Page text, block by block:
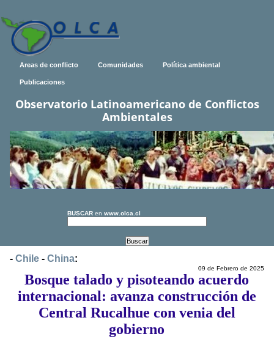
Areas de conflicto Comunidades Política ambiental
Publicaciones
Observatorio Latinoamericano de Conflictos
Ambientales
BUSCAR en www.olca.cl
- Chile - China:
09 de Febrero de 2025
Bosque talado y pisoteando acuerdo
internacional: avanza construcción de
Central Rucalhue con venia del
gobierno